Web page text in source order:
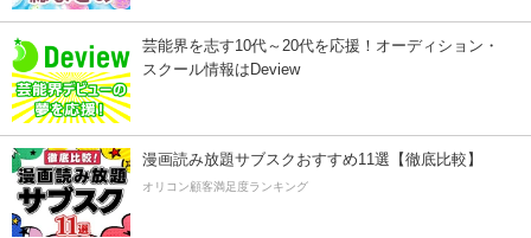
芸能界を志す10代～20代を応援！オーディション・
スクール情報はDeview
漫画読み放題サブスクおすすめ11選【徹底比較】
オリコン顧客満足度ランキング